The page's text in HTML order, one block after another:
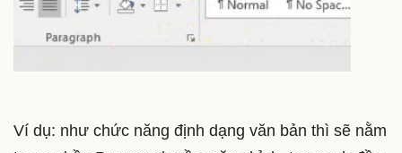
Ví dụ: như chức năng định dạng văn bản thì sẽ nằm